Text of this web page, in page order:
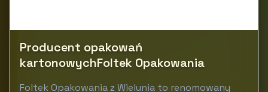
Producent opakowań
kartonowychFoltek Opakowania
Foltek Opakowania z Wielunia to renomowany